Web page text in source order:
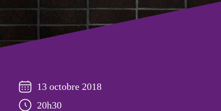
13 octobre 2018
20h30